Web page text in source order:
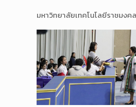
มหาวิทยาลัยเทคโนโลยีราชมงค